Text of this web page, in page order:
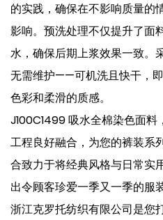
的实践，确保在不影响质量的
影响。预洗处理不仅提升了面
水，确保后期上浆效果一致。
无需维护——可机洗且快干，
色彩和柔滑的质感。
J100C1499 吸水全棉染色面
工程良好融合，为您的裤装系
合致力于将经典风格与日常实
出令顾客珍爱一季又一季的服装
浙江克罗托纺织有限公司是您